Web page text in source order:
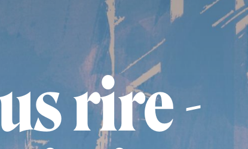
rire -